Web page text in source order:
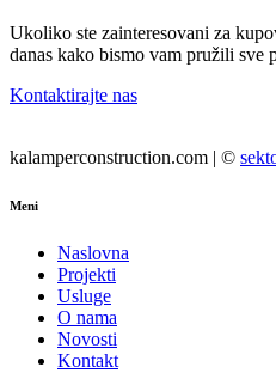
Ukoliko ste zainteresovani za
danas kako bismo vam pružili sve
Kontaktirajte nas
kalamperconstruction.com | ©
Meni
Naslovna
Projekti
Usluge
O nama
Novosti
Kontakt